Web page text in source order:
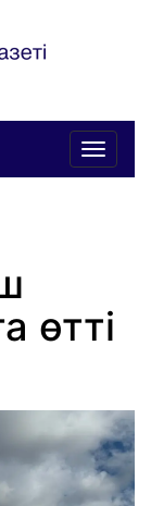
Toggle
өтті